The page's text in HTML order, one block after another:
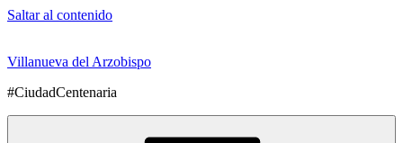
Saltar al contenido
Villanueva del Arzobispo
#CiudadCentenaria